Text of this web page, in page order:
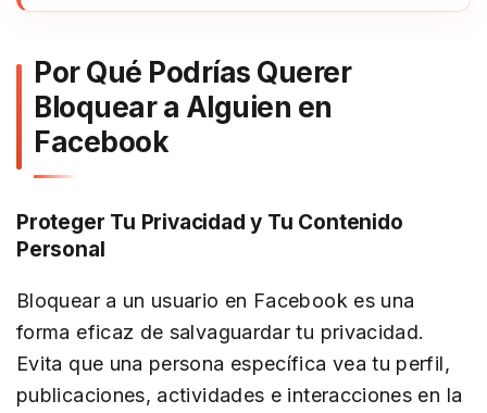
Por Qué Podrías Querer
Bloquear a Alguien en
Facebook
Proteger Tu Privacidad y Tu Contenido
Personal
Bloquear a un usuario en Facebook es una
forma eficaz de salvaguardar tu privacidad.
Evita que una persona específica vea tu perfil,
publicaciones, actividades e interacciones en la